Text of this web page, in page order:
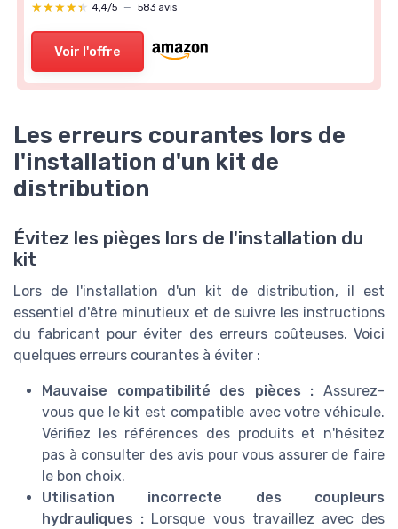
★★★★★
★★★★★ 4,4/5 — 583 avis
Voir l'offre
Les erreurs courantes lors de
l'installation d'un kit de
distribution
Évitez les pièges lors de l'installation du
kit
Lors de l'installation d'un kit de distribution, il est
essentiel d'être minutieux et de suivre les instructions
du fabricant pour éviter des erreurs coûteuses. Voici
quelques erreurs courantes à éviter :
Mauvaise compatibilité des pièces : Assurez-
vous que le kit est compatible avec votre véhicule.
Vérifiez les références des produits et n'hésitez
pas à consulter des avis pour vous assurer de faire
le bon choix.
Utilisation incorrecte des coupleurs
hydrauliques : Lorsque vous travaillez avec des